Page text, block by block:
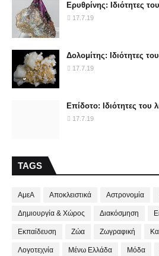
Ερυθρίνης: Ιδιότητες
17.7.19
Δολομίτης: Ιδιότητες
17.7.19
Επίδοτο: Ιδιότητες του
17.7.19
TAGS
ΑμεΑ Αποκλειστικά Αστρονομία
Δημιουργία & Χώρος Διακόσμηση
Εκπαίδευση Ζώα Ζωγραφική
Λογοτεχνία Μένω Ελλάδα Μόδα